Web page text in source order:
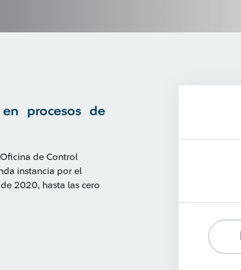
procesos de
de Control
instancia por el
2020, hasta las cero